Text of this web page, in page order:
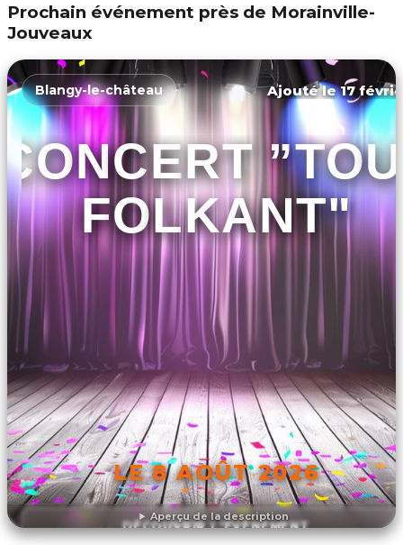
Prochain événement près de Morainville-
Jouveaux
Aperçu de la description
Blangy-le-château Ajouté le 17
FOLKANT"
LE 8 AOÛT 2026
DÉCOUVRIR L'ÉVÉNEMENT